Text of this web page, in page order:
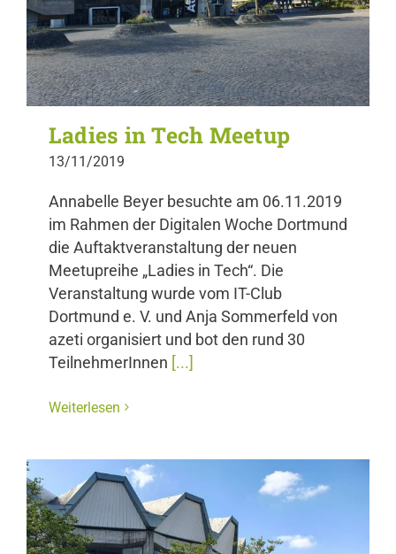
Ladies in Tech Meetup
13/11/2019
Annabelle Beyer besuchte am 06.11.2019
im Rahmen der Digitalen Woche Dortmund
die Auftaktveranstaltung der neuen
Meetupreihe „Ladies in Tech“. Die
Veranstaltung wurde vom IT-Club
Dortmund e. V. und Anja Sommerfeld von
azeti organisiert und bot den rund 30
TeilnehmerInnen [...]
Weiterlesen